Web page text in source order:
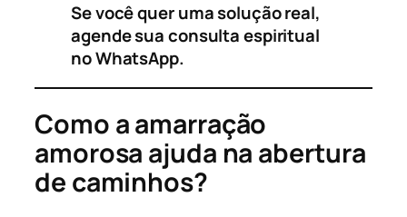
Se você quer uma solução real,
agende sua consulta espiritual
no WhatsApp.
Como a amarração
amorosa ajuda na abertura
de caminhos?